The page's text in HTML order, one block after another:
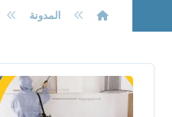
المدونة